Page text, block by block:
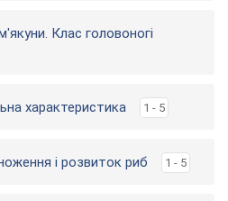
Клас головоногі
характеристика 1 - 5
і розвиток риб 1 - 5